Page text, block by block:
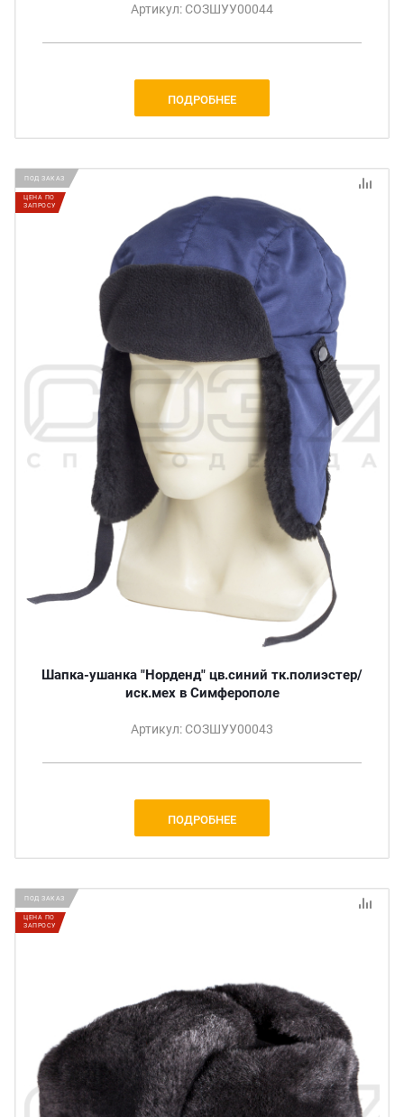
Артикул: СОЗШУУ00044
ПОДРОБНЕЕ
ПОД ЗАКАЗ
ЦЕНА ПО
ЗАПРОСУ
Шапка-ушанка "Норденд" цв.синий тк.полиэстер/
иск.мех в Симферополе
Артикул: СОЗШУУ00043
ПОДРОБНЕЕ
ПОД ЗАКАЗ
ЦЕНА ПО
ЗАПРОСУ